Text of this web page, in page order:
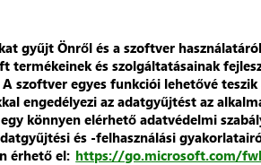
gyűjt Önről és a szoftver
és szolgáltatásainak
egyes funkciói lehetővé
engedélyezi az adatgyűjtést az
könnyen elérhető adatvédelmi
és -felhasználási
érhető el: https://go.microsoft.com/